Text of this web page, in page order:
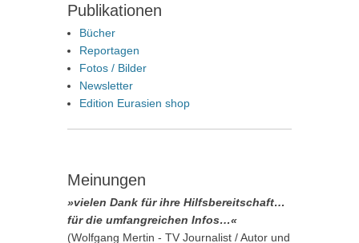
Publikationen
Bücher
Reportagen
Fotos / Bilder
Newsletter
Edition Eurasien shop
Meinungen
»vielen Dank für ihre Hilfsbereitschaft…
für die umfangreichen Infos…«
(Wolfgang Mertin - TV Journalist / Autor und